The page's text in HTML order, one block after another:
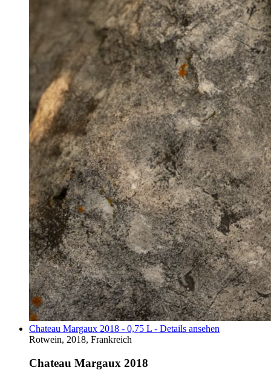
Chateau Margaux 2018 - 0,75 L - Details ansehen
Rotwein, 2018, Frankreich
Chateau Margaux 2018